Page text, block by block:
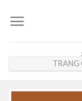
TRANG